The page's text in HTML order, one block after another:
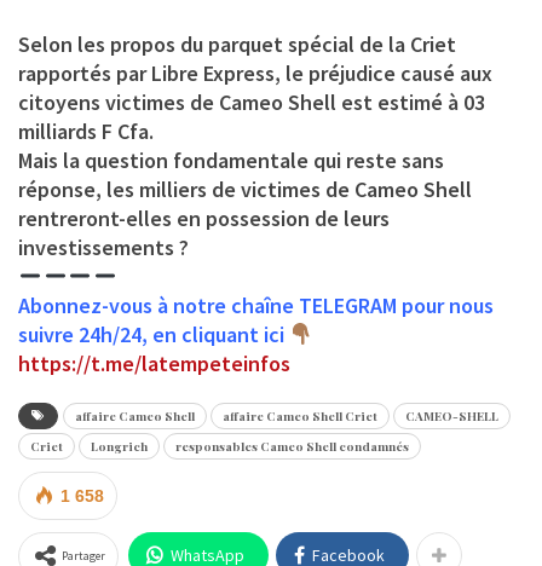
Selon les propos du parquet spécial de la Criet
rapportés par Libre Express, le préjudice causé aux
citoyens victimes de Cameo Shell est estimé à 03
milliards F Cfa.
Mais la question fondamentale qui reste sans
réponse, les milliers de victimes de Cameo Shell
rentreront-elles en possession de leurs
investissements ?
Abonnez-vous à notre chaîne TELEGRAM pour nous
suivre 24h/24, en cliquant ici
https://t.me/latempeteinfos
affaire Cameo Shell affaire Cameo Shell Criet
CAMEO-SHELL
Criet
Longrich responsables Cameo Shell condamnés
1 658
Partager WhatsApp Facebook